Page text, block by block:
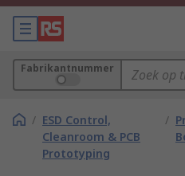
Fabrikantnummer
/ ESD Control,
Cleanroom & PCB
Prototyping
/